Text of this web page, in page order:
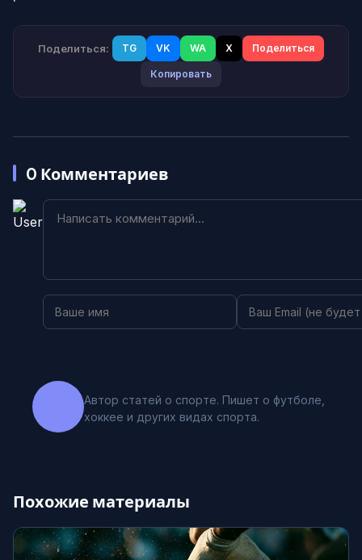
Поделиться: TG VK WA X Поделиться
Копировать
0 Комментариев
Автор статей о спорте. Пишет о футболе,
хоккее и других видах спорта.
Похожие материалы